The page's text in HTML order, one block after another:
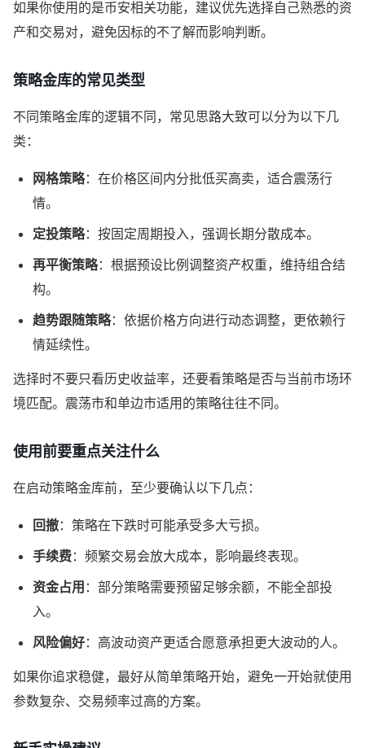
如果你使用的是币安相关功能，建议优先选择自己熟悉的资
产和交易对，避免因标的不了解而影响判断。
策略金库的常见类型
不同策略金库的逻辑不同，常见思路大致可以分为以下几
类：
网格策略：在价格区间内分批低买高卖，适合震荡行
情。
定投策略：按固定周期投入，强调长期分散成本。
再平衡策略：根据预设比例调整资产权重，维持组合结
构。
趋势跟随策略：依据价格方向进行动态调整，更依赖行
情延续性。
选择时不要只看历史收益率，还要看策略是否与当前市场环
境匹配。震荡市和单边市适用的策略往往不同。
使用前要重点关注什么
在启动策略金库前，至少要确认以下几点：
回撤：策略在下跌时可能承受多大亏损。
手续费：频繁交易会放大成本，影响最终表现。
资金占用 ：部分策略需要预留足够余额，不能全部投
入。
风险偏好：高波动资产更适合愿意承担更大波动的人。
如果你追求稳健，最好从简单策略开始，避免一开始就使用
参数复杂、交易频率过高的方案。